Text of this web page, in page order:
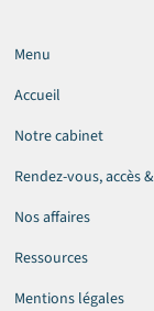
Menu
Accueil
Notre cabinet
Rendez-vous, accès
Nos affaires
Ressources
Mentions légales